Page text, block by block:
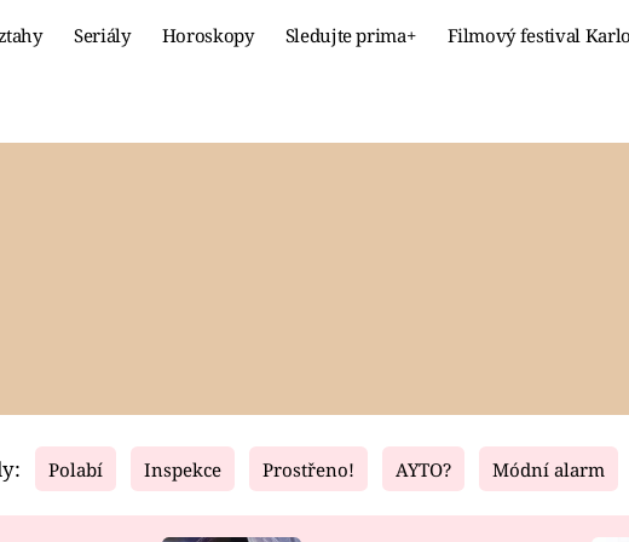
Seriály Horoskopy Sledujte prima+ Filmový festival
Fresh Living
Polabí Inspekce Prostřeno! AYTO? Módní alarm